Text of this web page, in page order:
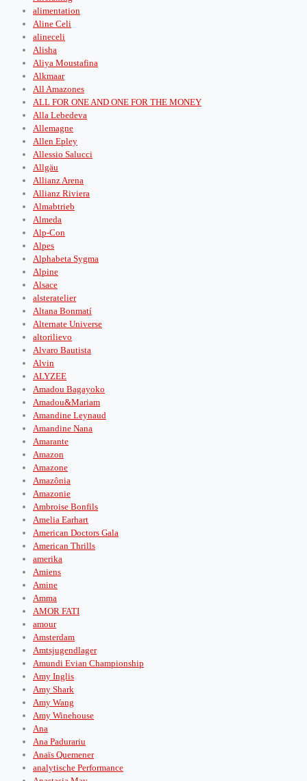
alimentation
Aline Celi
alineceli
Alisha
Aliya Moustafina
Alkmaar
All Amazones
ALL FOR ONE AND ONE FOR THE MONEY
Alla Lebedeva
Allemagne
Allen Epley
Allessio Salucci
Allgäu
Allianz Arena
Allianz Riviera
Almabtrieb
Almeda
Alp-Con
Alpes
Alphabeta Sygma
Alpine
Alsace
alsteratelier
Altana Bonmatí
Alternate Universe
altorilievo
Alvaro Bautista
Alvin
ALYZEE
Amadou Bagayoko
Amadou&Mariam
Amandine Leynaud
Amandine Nana
Amarante
Amazon
Amazone
Amazônia
Amazonie
Ambroise Bonfils
Amelia Earhart
American Doctors Gala
American Thrills
amerika
Amiens
Amine
Amma
AMOR FATI
amour
Amsterdam
Amtsjugendlager
Amundi Evian Championship
Amy Inglis
Amy Shark
Amy Wang
Amy Winehouse
Ana
Ana Padurariu
Anaïs Quemener
analytische Performance